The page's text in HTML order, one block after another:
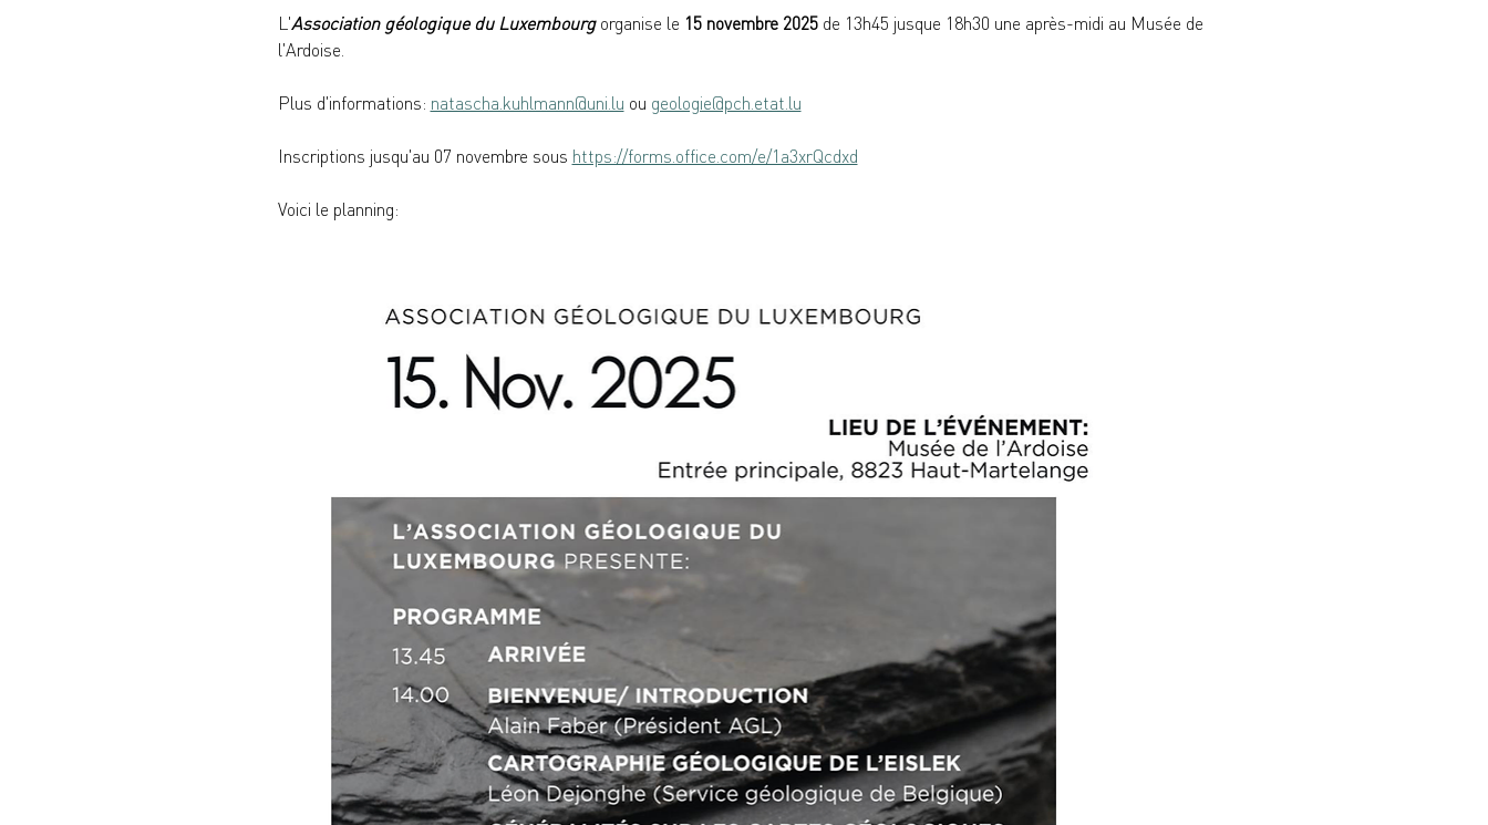
L'Association géologique du Luxembourg organise le 15 novembre 2025 de 13h45 jusque 18h30 une après-midi au Musée de
l'Ardoise.
Plus d'informations: natascha.kuhlmann@uni.lu ou geologie@pch.etat.lu
Inscriptions jusqu'au 07 novembre sous https://forms.office.com/e/1a3xrQcdxd
Voici le planning: